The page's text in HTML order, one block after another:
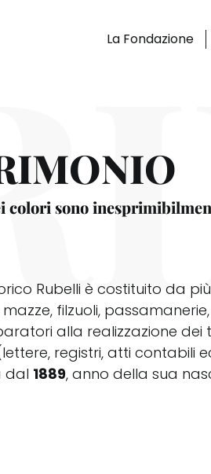
La Fondazione
colori sono
Rubelli è costituito da
mazze, filzuoli,
alla realizzazione dei
registri, atti contabili
dal 1889, anno della sua